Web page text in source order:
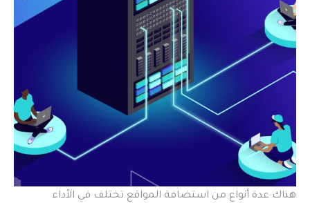
هناك عدة أنواع من استضافة المواقع تختلف في الأداء